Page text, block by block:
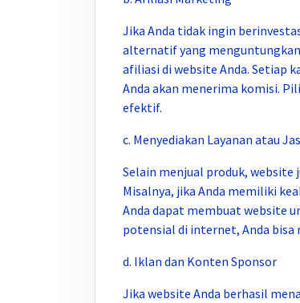
Jika Anda tidak ingin
alternatif yang
afiliasi di website Anda. Setiap
Anda akan menerima komisi.
efektif.
c. Menyediakan Layanan atau
Selain menjual produk, website
Misalnya, jika Anda memiliki
Anda dapat membuat website
potensial di internet, Anda bisa
d. Iklan dan Konten Sponsor
Jika website Anda berhasil